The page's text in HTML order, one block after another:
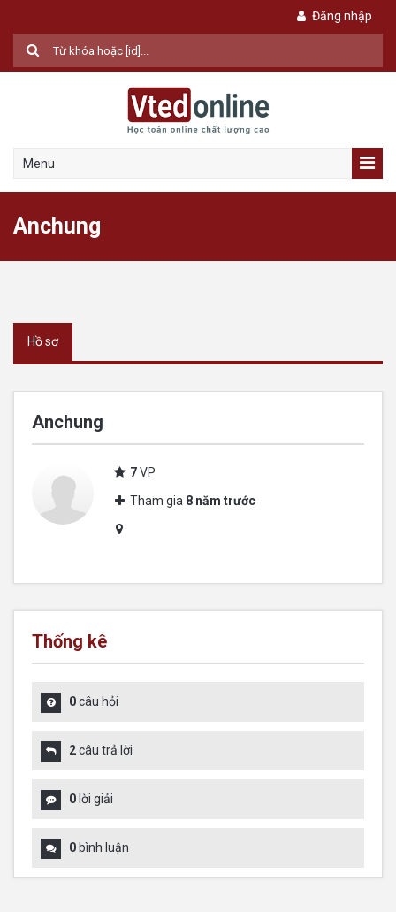
Đăng nhập
Menu
Anchung
Hồ sơ
Anchung
7VP
Tham gia 8 năm trước
Thống kê
0câu hỏi
2câu trả lời
0 lời giải
0 bình luận